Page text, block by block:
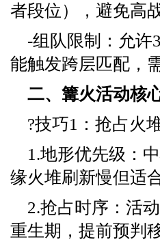
者段位），避免高
-组队限制：允许
能触发跨层匹配，
二、篝火活动核
?技巧1：抢占火
1.地形优先级：
缘火堆刷新慢但适
2.抢占时序：活
重生期，提前预判